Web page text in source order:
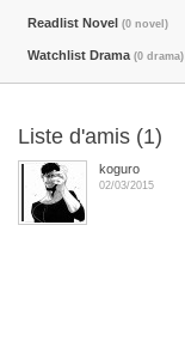
Readlist Novel (0 novel)
Watchlist Drama (0 drama)
Liste d'amis (1)
koguro
02/03/2015